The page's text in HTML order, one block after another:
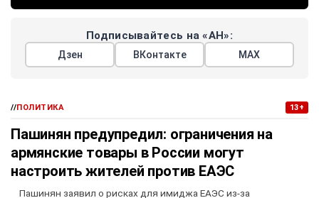
Подписывайтесь на «АН»:
Дзен ВКонтакте МАХ
//ПОЛИТИКА 13+
Пашинян предупредил: ограничения на
армянские товары в России могут
настроить жителей против ЕАЭС
Пашинян заявил о рисках для имиджа ЕАЭС из-за